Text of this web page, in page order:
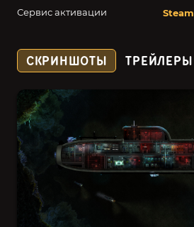
Сервис активации Steam
СКРИНШОТЫ ТРЕЙЛЕРЫ